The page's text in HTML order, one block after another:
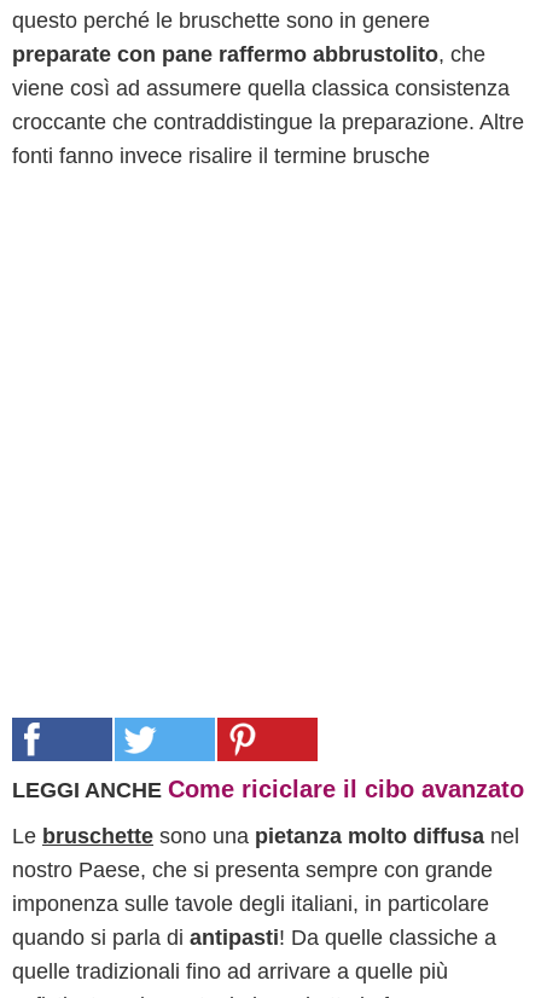
questo perché le bruschette sono in genere
preparate con pane raffermo abbrustolito, che
viene così ad assumere quella classica consistenza
croccante che contraddistingue la preparazione. Altre
fonti fanno invece risalire il termine brusche
LEGGI ANCHE Come riciclare il cibo avanzato
Le bruschette sono una pietanza molto diffusa nel
nostro Paese, che si presenta sempre con grande
imponenza sulle tavole degli italiani, in particolare
quando si parla di antipasti! Da quelle classiche a
quelle tradizionali fino ad arrivare a quelle più